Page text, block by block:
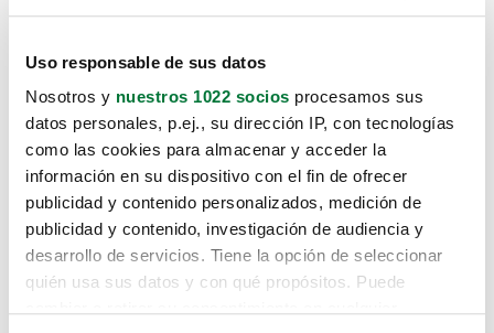
Uso responsable de sus datos
Nosotros y nuestros 1022 socios procesamos sus
datos personales, p.ej., su dirección IP, con tecnologías
como las cookies para almacenar y acceder la
información en su dispositivo con el fin de ofrecer
publicidad y contenido personalizados, medición de
publicidad y contenido, investigación de audiencia y
desarrollo de servicios. Tiene la opción de seleccionar
quién usa sus datos y con qué propósitos. Puede
Lo sentimos, no sabemos como
te hemos traido hasta aquí.
Pero puedes encontrar el coche que estás
buscando en alguno de estos enlaces: